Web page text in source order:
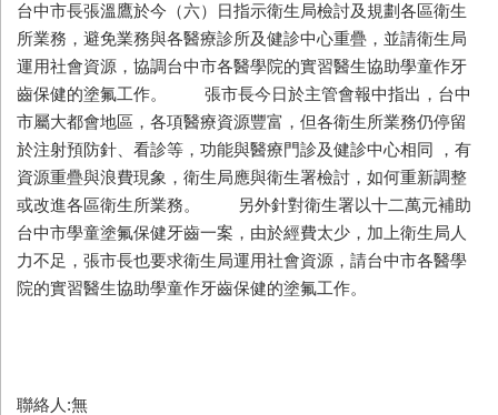
台中市長張溫鷹於今（六）日指示衛生局檢討及規劃各區衛生
所業務，避免業務與各醫療診所及健診中心重疊，並請衛生局
運用社會資源，協調台中市各醫學院的實習醫生協助學童作牙
齒保健的塗氟工作。 張市長今日於主管會報中指出，台中
市屬大都會地區，各項醫療資源豐富，但各衛生所業務仍停留
於注射預防針、看診等，功能與醫療門診及健診中心相同 ，有
資源重疊與浪費現象，衛生局應與衛生署檢討，如何重新調整
或改進各區衛生所業務。 另外針對衛生署以十二萬元補助
台中市學童塗氟保健牙齒一案，由於經費太少，加上衛生局人
力不足，張市長也要求衛生局運用社會資源，請台中市各醫學
院的實習醫生協助學童作牙齒保健的塗氟工作。
聯絡人:無